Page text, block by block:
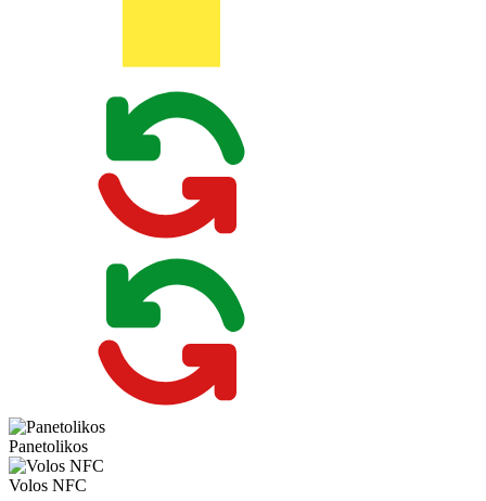
Panetolikos
Volos NFC